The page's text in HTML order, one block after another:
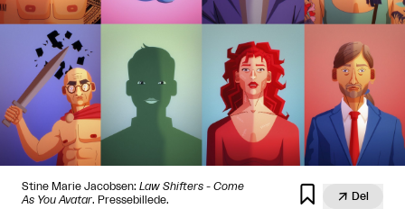
Stine Marie Jacobsen: Law Shifters - Come
As You Avatar. Pressebillede.   Del